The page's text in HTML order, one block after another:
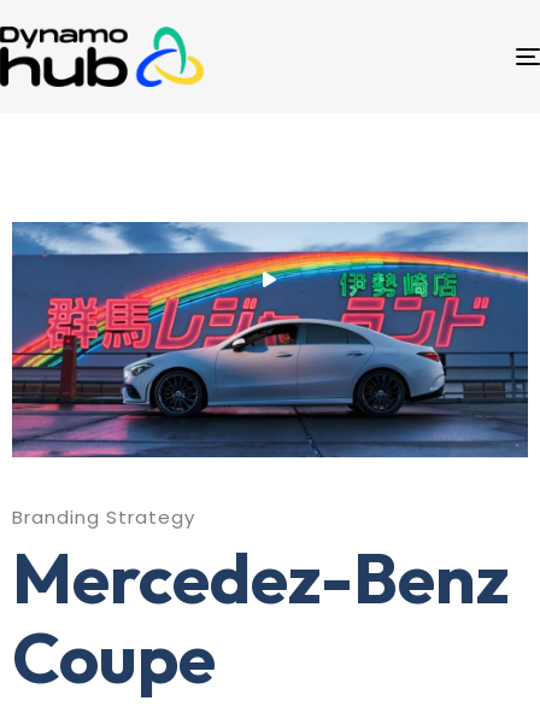
Branding Strategy
Mercedez-Benz
Coupe